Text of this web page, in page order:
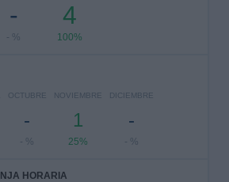
-
- %
4
100%
OCTUBRE
-
- %
NOVIEMBRE
1
25%
DICIEMBRE
-
- %
HORARIA